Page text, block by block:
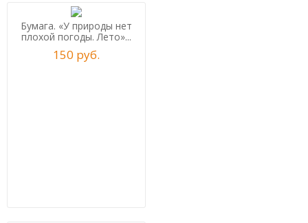
Бумага. «У природы нет
плохой погоды. Лето»...
150 руб.